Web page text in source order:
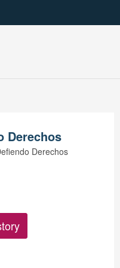
Derechos
Derechos